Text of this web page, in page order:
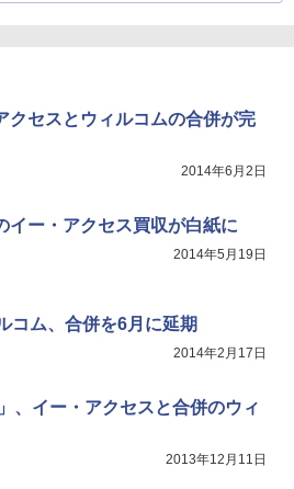
クセスとウィルコムの合併が完
2014年6月2日
イー・アクセス買収が白紙に
2014年5月19日
コム、合併を6月に延期
2014年2月17日
、イー・アクセスと合併のウィ
2013年12月11日